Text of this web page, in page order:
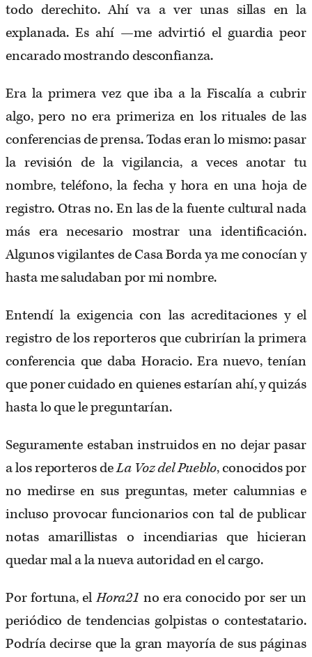
todo derechito. Ahí va a ver unas sillas en la
explanada. Es ahí —me advirtió el guardia peor
encarado mostrando desconfianza.
Era la primera vez que iba a la Fiscalía a cubrir
algo, pero no era primeriza en los rituales de las
conferencias de prensa. Todas eran lo mismo: pasar
la revisión de la vigilancia, a veces anotar tu
nombre, teléfono, la fecha y hora en una hoja de
registro. Otras no. En las de la fuente cultural nada
más era necesario mostrar una identificación.
Algunos vigilantes de Casa Borda ya me conocían y
hasta me saludaban por mi nombre.
Entendí la exigencia con las acreditaciones y el
registro de los reporteros que cubrirían la primera
conferencia que daba Horacio. Era nuevo, tenían
que poner cuidado en quienes estarían ahí, y quizás
hasta lo que le preguntarían.
Seguramente estaban instruidos en no dejar pasar
a los reporteros deLa Voz del Pueblo, conocidos por
no medirse en sus preguntas, meter calumnias e
incluso provocar funcionarios con tal de publicar
notas amarillistas o incendiarias que hicieran
quedar mal a la nueva autoridad en el cargo.
Por fortuna, elHora21 no era conocido por ser un
periódico de tendencias golpistas o contestatario.
Podría decirse que la gran mayoría de sus páginas